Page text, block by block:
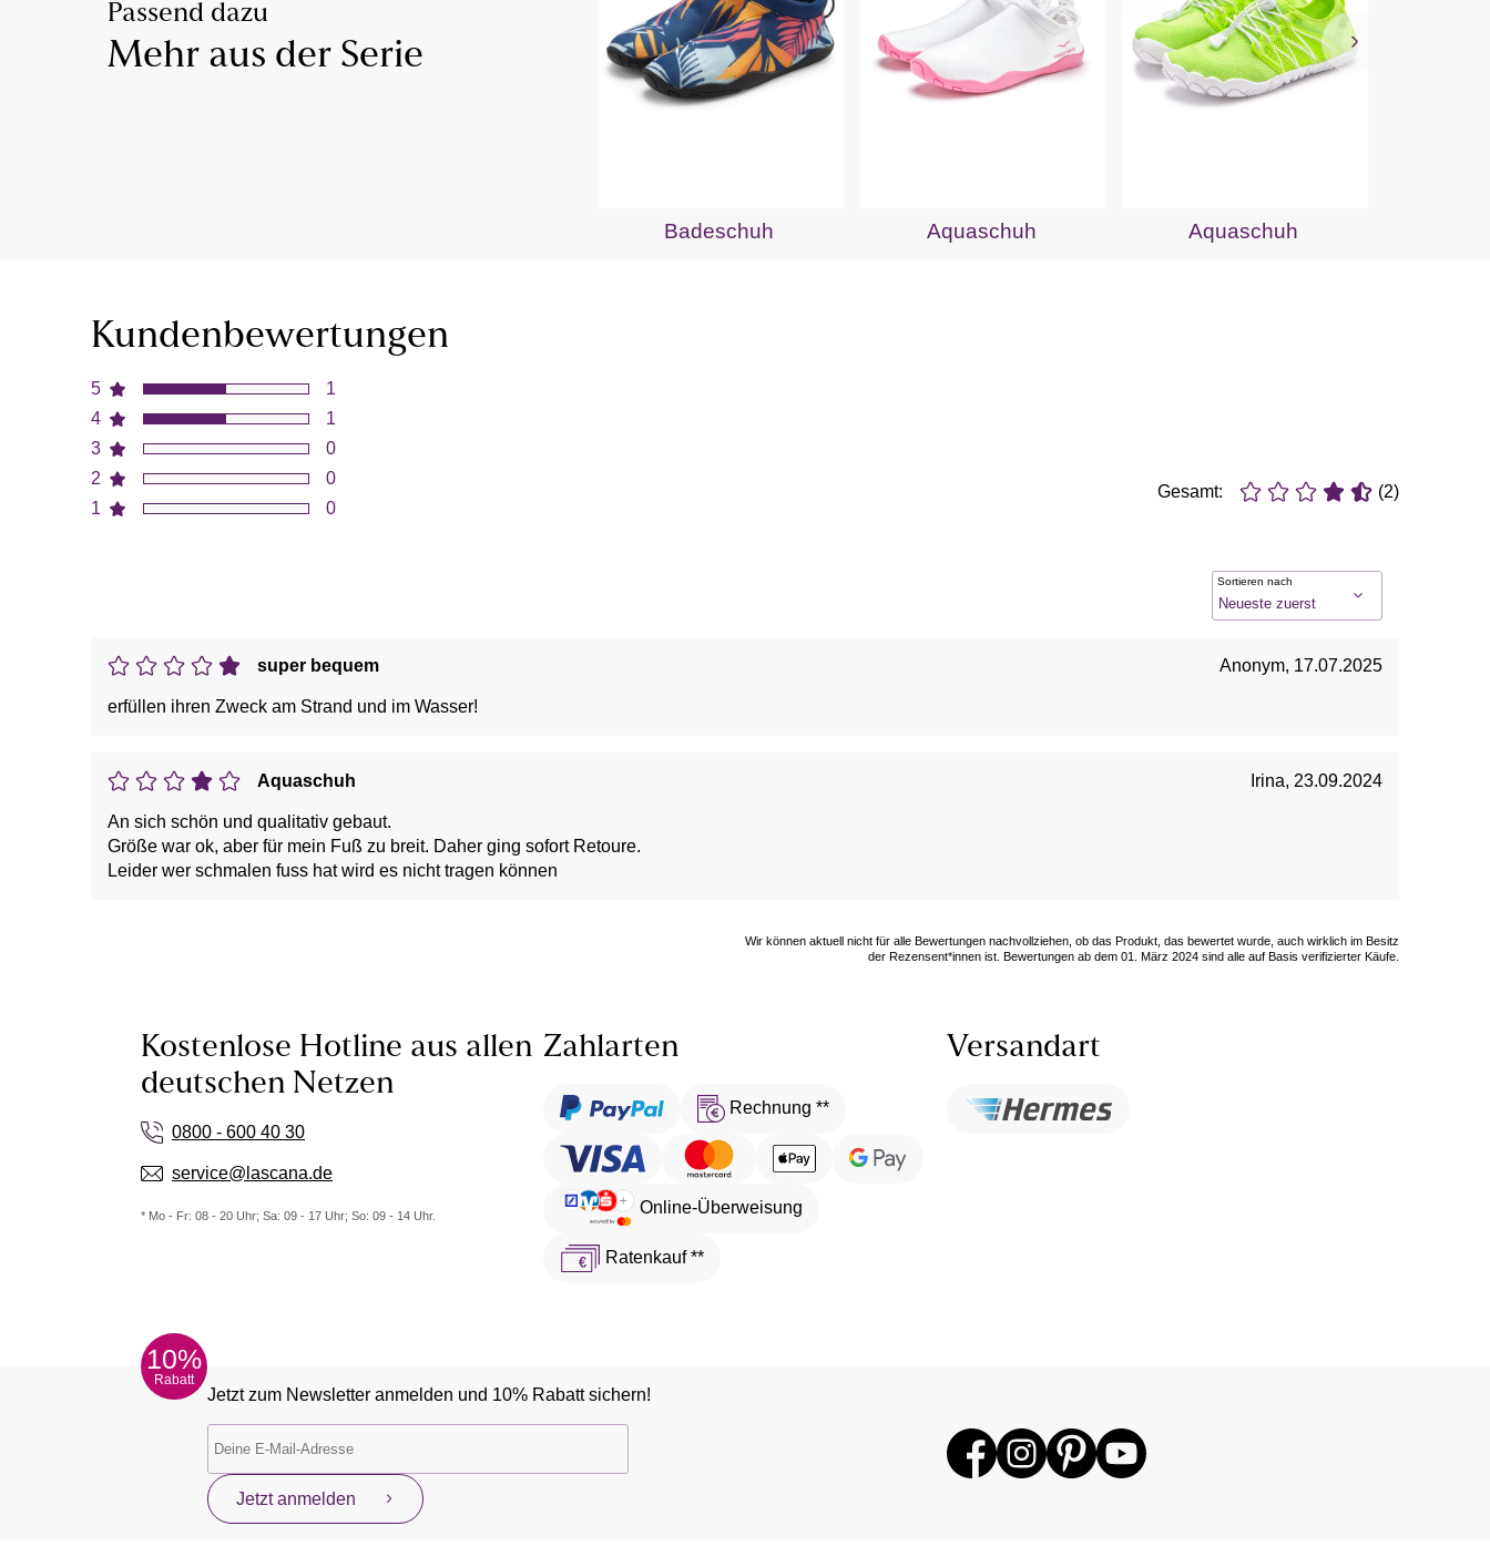
Passend dazu
Mehr aus der Serie
Badeschuh Aquaschuh Aquaschuh
Kundenbewertungen
5
4
3
2
1
1
1
0
0
0
Gesamt: (2)
Sortieren nach
super bequem Anonym, 17.07.2025
erfüllen ihren Zweck am Strand und im Wasser!
Aquaschuh Irina, 23.09.2024
An sich schön und qualitativ gebaut.
Größe war ok, aber für mein Fuß zu breit. Daher ging sofort Retoure.
Leider wer schmalen fuss hat wird es nicht tragen können
Wir können aktuell nicht für alle Bewertungen nachvollziehen, ob das Produkt, das bewertet wurde, auch wirklich im Besitz
der Rezensent*innen ist. Bewertungen ab dem 01. März 2024 sind alle auf Basis verifizierter Käufe.
Kostenlose Hotline aus allen
deutschen Netzen
0800 - 600 40 30
service@lascana.de
* Mo - Fr: 08 - 20 Uhr; Sa: 09 - 17 Uhr; So: 09 - 14 Uhr.
Zahlarten
Rechnung **
Online-Überweisung
Ratenkauf **
Versandart
10%
Rabatt
Jetzt zum Newsletter anmelden und 10% Rabatt sichern!
Jetzt anmelden